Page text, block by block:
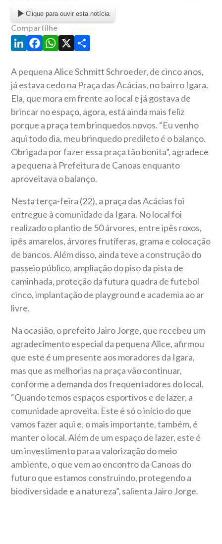
Clique para ouvir esta notícia
Compartilhe
LinkedIn
Facebook
WhatsApp
X Share
A pequena Alice Schmitt Schroeder, de cinco anos,
já estava cedo na Praça das Acácias, no bairro Igara.
Ela, que mora em frente ao local e já gostava de
brincar no espaço, agora, está ainda mais feliz
porque a praça tem brinquedos novos. “Eu venho
aqui todo dia, meu brinquedo predileto é o balanço.
Obrigada por fazer essa praça tão bonita”, agradece
a pequena à Prefeitura de Canoas enquanto
aproveitava o balanço.
Nesta terça-feira (22), a praça das Acácias foi
entregue à comunidade da Igara. No local foi
realizado o plantio de 50 árvores, entre ipês roxos,
ipês amarelos, árvores frutíferas, grama e colocação
de bancos. Além disso, ainda teve a construção do
passeio público, ampliação do piso da pista de
caminhada, proteção da futura quadra de futebol
cinco, implantação de playground e academia ao ar
livre.
Na ocasião, o prefeito Jairo Jorge, que recebeu um
agradecimento especial da pequena Alice, afirmou
que este é um presente aos moradores da Igara,
mas que as melhorias na praça vão continuar,
conforme a demanda dos frequentadores do local.
“Quando temos espaços esportivos e de lazer, a
comunidade aproveita. Este é só o início do que
vamos fazer aqui e, o mais importante, também, é
manter o local. Além de um espaço de lazer, este é
um investimento para a valorização do meio
ambiente, o que vem ao encontro da Canoas do
futuro que estamos construindo, protegendo a
biodiversidade e a natureza”, salienta Jairo Jorge.